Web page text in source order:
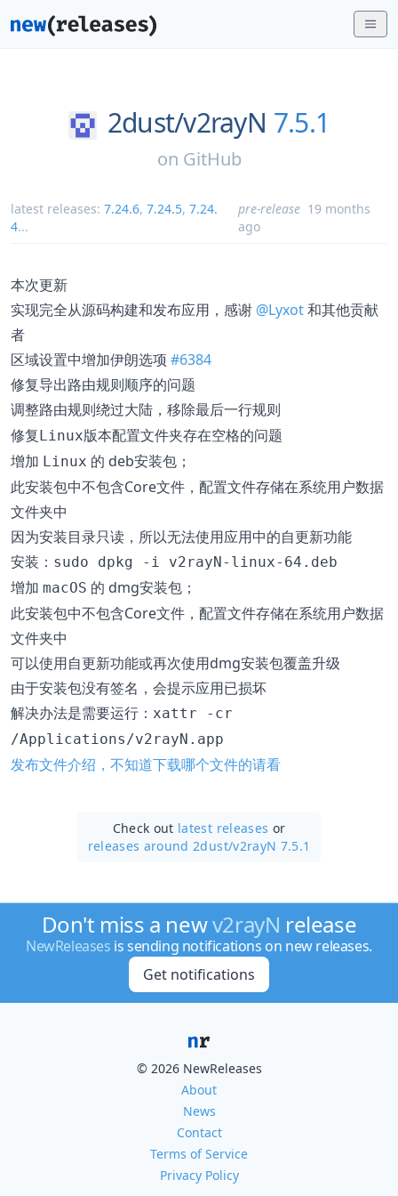
2dust/v2rayN 7.5.1
on GitHub
latest releases: 7.24.6, 7.24.5, 7.24.
4...
pre-release 19 months
ago
本次更新
实现完全从源码构建和发布应用，感谢 @Lyxot和其他贡献
者
区域设置中增加伊朗选项 #6384
修复导出路由规则顺序的问题
调整路由规则绕过大陆 ，移除最后一行规则
修复Linux版本配置文件夹存在空格的问题
增加 Linux 的 deb安装包；
此安装包中不包含Core文件，配置文件存储在系统用户数据
文件夹中
因为安装目录只读，所以无法使用应用中的自更新功能
安装： sudo dpkg -i v2rayN-linux-64.deb
增加 macOS 的 dmg安装包；
此安装包中不包含Core文件，配置文件存储在系统用户数据
文件夹中
可以使用自更新功能或再次使用dmg安装包覆盖升级
由于安装包没有签名，会提示应用已损坏
解决办法是需要运行： xattr -cr
/Applications/v2rayN.app
发布文件介绍，不知道下载哪个文件的请看
Check out latest releases or
releases around 2dust/v2rayN 7.5.1
Don't miss a newv2rayN release
NewReleases is sending notifications on new releases.
Get notifications
© 2026 NewReleases
About
News
Contact
Terms of Service
Privacy Policy